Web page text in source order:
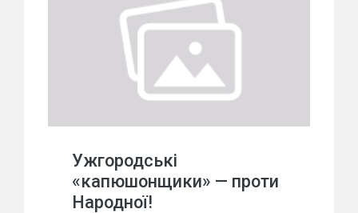
Ужгородські
«капюшонщики» — проти
Народної!